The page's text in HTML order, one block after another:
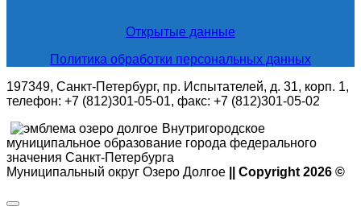
Открытые данные
Политика обработки персональных данных
197349, Санкт-Петербург, пр. Испытателей, д. 31, корп. 1,
телефон: +7 (812)301-05-01, факс: +7 (812)301-05-02
Внутригородское
муниципальное образование города федерального
значения Санкт-Петербурга
Муниципальный округ Озеро Долгое
|| Copyright 2026 ©